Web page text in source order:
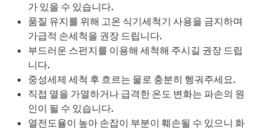
가 있을 수 있습니다.
품질 유지를 위해 고온 식기세척기 사용을 금지하며
가급적 손세척을 권장 드립니다.
부드러운 스펀지를 이용해 세척해 주시길 권장 드립
니다.
중성세제 세척 후 흐르는 물로 충분히 헹궈주세요.
직접 열을 가열하거나 급격한 온도 변화는 파손의 원
인이 될 수 있습니다.
열전도율이 높아 손잡이 부분이 훼손될 수 있으니 화